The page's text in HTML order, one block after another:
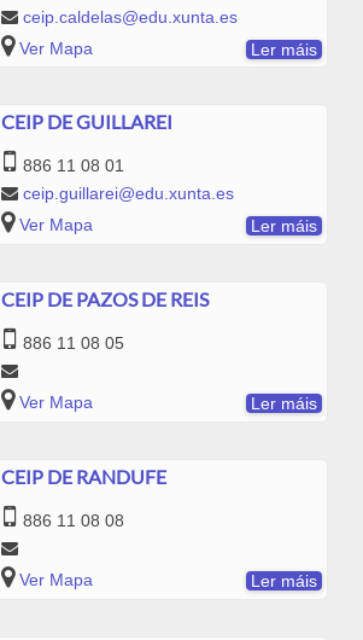
ceip.caldelas@edu.xunta.es
Ver Mapa
Ler máis
CEIP DE GUILLAREI
886 11 08 01
ceip.guillarei@edu.xunta.es
Ver Mapa
Ler máis
CEIP DE PAZOS DE REIS
886 11 08 05
Ver Mapa Ler máis
CEIP DE RANDUFE
886 11 08 08
Ver Mapa Ler máis